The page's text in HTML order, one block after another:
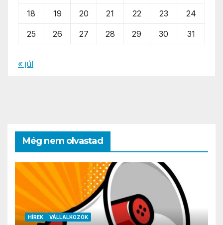
18 19 20 21 22 23 24
25 26 27 28 29 30 31
« júl
Még nem olvastad
HÍREK VÁLLALKOZÓK